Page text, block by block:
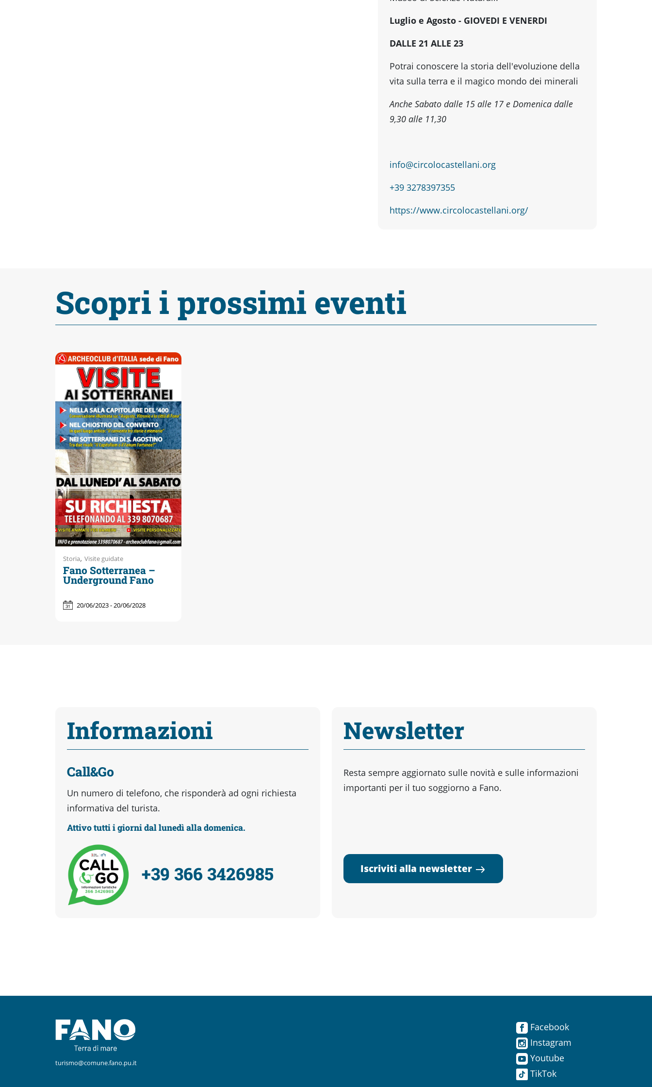
Instagram
Luglio e Agosto - GIOVEDI E VENERDI
DALLE 21 ALLE 23
Potrai conoscere la storia dell'evoluzione della
vita sulla terra e il magico mondo dei minerali
Anche Sabato dalle 15 alle 17 e Domenica dalle
9,30 alle 11,30
info@circolocastellani.org
+39 3278397355
https://www.circolocastellani.org/
Scopri i prossimi eventi
Storia, Visite guidate
Fano Sotterranea –
Underground Fano
20/06/2023 - 20/06/2028
Informazioni
Call&Go
Un numero di telefono, che risponderà ad ogni richiesta
informativa del turista.
Attivo tutti i giorni dal lunedì alla domenica.
+39 366 3426985
Newsletter
Resta sempre aggiornato sulle novità e sulle informazioni
importanti per il tuo soggiorno a Fano.
Iscriviti alla newsletter
turismo@comune.fano.pu.it
Facebook
Instagram
Youtube
TikTok